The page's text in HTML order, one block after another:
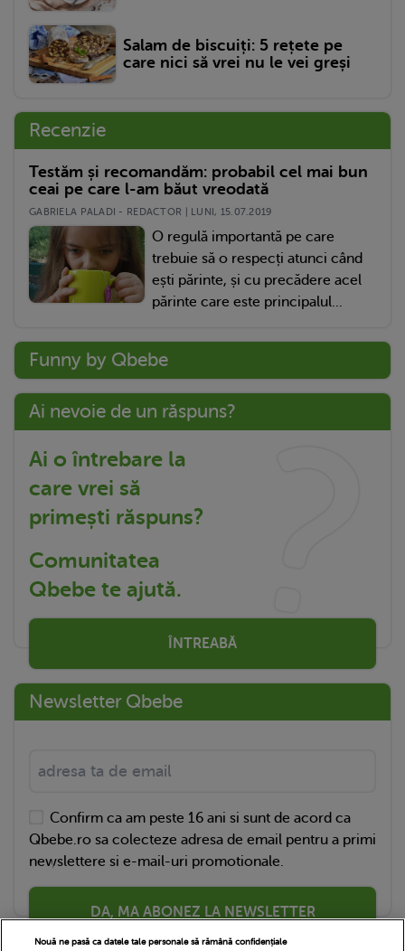
Salam de biscuiți: 5 rețete pe
care nici să vrei nu le vei greși
Recenzie
Testăm și recomandăm: probabil cel mai bun
ceai pe care l-am băut vreodată
GABRIELA PALADI - REDACTOR | LUNI, 15.07.2019
O regulă importantă pe care
trebuie să o respecți atunci când
ești părinte, și cu precădere acel
părinte care este principalul...
Funny by Qbebe
Ai nevoie de un răspuns?
Ai o întrebare la
care vrei să
primești răspuns?
Comunitatea
Qbebe te ajută.
ÎNTREABĂ
Newsletter Qbebe
Confirm ca am peste 16 ani si sunt de acord ca
Qbebe.ro sa colecteze adresa de email pentru a primi
newslettere si e-mail-uri promotionale.
DA, MA ABONEZ LA NEWSLETTER
Nouă ne pasă ca datele tale personale să rămână confidențiale